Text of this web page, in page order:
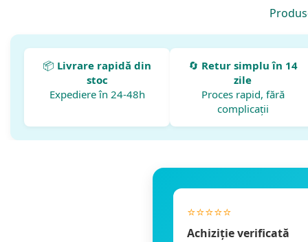
📦 Livrare rapidă din
stoc
Expediere în 24-48h
🔄 Retur simplu în 14
zile
Proces rapid, fără
complicații
⭐️⭐️⭐️⭐️⭐️
Achiziție verificată